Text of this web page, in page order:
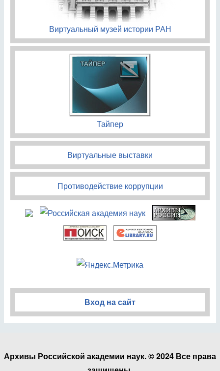
Виртуальный музей истории РАН
Тайпер
Виртуальные выставки
Противодействие коррупции
Вход на сайт
Архивы Российской академии наук. © 2024 Все права